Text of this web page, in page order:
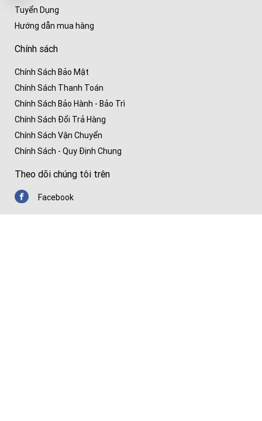
Tuyển Dụng
Hướng dẫn mua hàng
Chính sách
Chính Sách Bảo Mật
Chính Sách Thanh Toán
Chính Sách Bảo Hành - Bảo Trì
Chính Sách Đổi Trả Hàng
Chính Sách Vận Chuyển
Chính Sách - Quy Định Chung
Theo dõi chúng tôi trên
Facebook